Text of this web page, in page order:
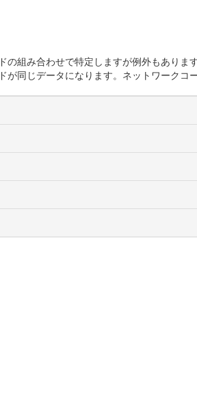
組み合わせで特定しますが例外もありま
同じデータになります。ネットワークコー